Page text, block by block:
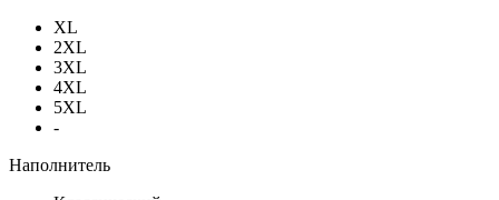
XL
2XL
3XL
4XL
5XL
-
Наполнитель